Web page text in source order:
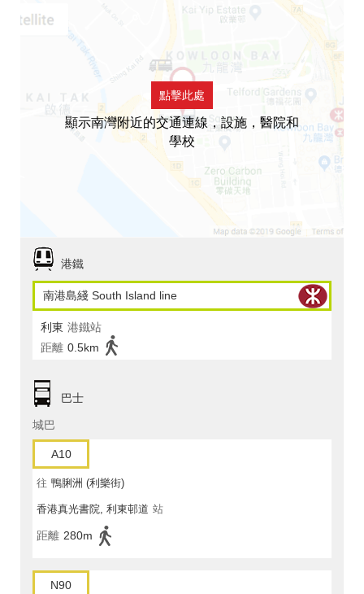
點擊此處
顯示南灣附近的交通連線，設施，醫院和
學校
港鐵
南港島綫 South Island line
利東 港鐵站
距離 0.5km
巴士
城巴
A10
往 鴨脷洲 (利樂街)
香港真光書院, 利東邨道 站
距離 280m
N90